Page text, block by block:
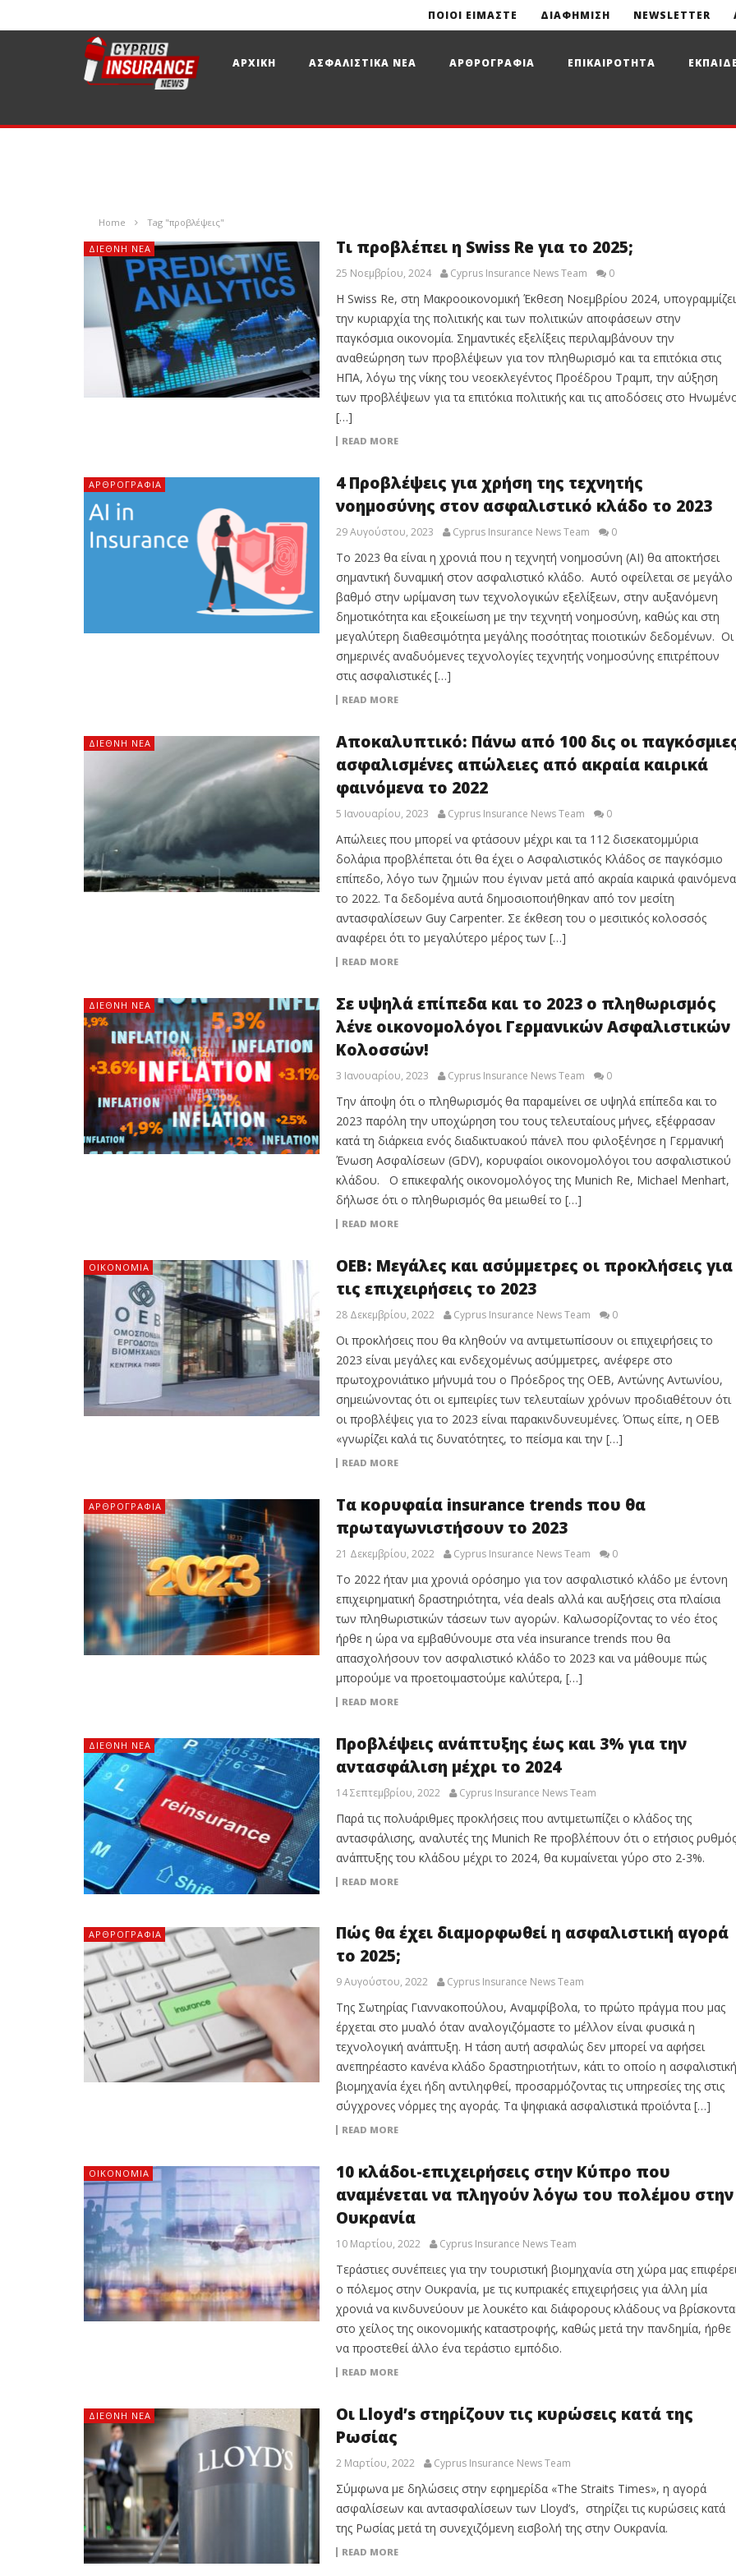
ΠΟΙΟΙ ΕΙΜΑΣΤΕ ΔΙΑΦΗΜΙΣΗ NEWSLETTER
ΑΡΧΙΚΗ ΑΣΦΑΛΙΣΤΙΚΑ ΝΕΑ ΑΡΘΡΟΓΡΑΦΙΑ ΕΠΙΚΑΙΡΟΤΗΤΑ
Home Tag "προβλέψεις"
ΔΙΕΘΝΉ ΝΈΑ Τι προβλέπει η Swiss Re για το 2025;
25 Νοεμβρίου, 2024 Cyprus Insurance News Team 0
Η Swiss Re, στη Μακροοικονομική Έκθεση Νοεμβρίου 2024, υπογραμμίζει
την κυριαρχία της πολιτικής και των πολιτικών αποφάσεων στην
παγκόσμια οικονομία. Σημαντικές εξελίξεις περιλαμβάνουν την
αναθεώρηση των προβλέψεων για τον πληθωρισμό και τα επιτόκια στις
ΗΠΑ, λόγω της νίκης του νεοεκλεγέντος Προέδρου Τραμπ, την αύξηση
των προβλέψεων για τα επιτόκια πολιτικής και τις αποδόσεις στο
[…]
READ MORE
ΑΡΘΡΟΓΡΑΦΊΑ
4 Προβλέψεις για χρήση της τεχνητής
νοημοσύνης στον ασφαλιστικό κλάδο το 2023
29 Αυγούστου, 2023 Cyprus Insurance News Team 0
Το 2023 θα είναι η χρονιά που η τεχνητή νοημοσύνη (AI) θα αποκτήσει
σημαντική δυναμική στον ασφαλιστικό κλάδο. Αυτό οφείλεται σε μεγάλο
βαθμό στην ωρίμανση των τεχνολογικών εξελίξεων, στην αυξανόμενη
δημοτικότητα και εξοικείωση με την τεχνητή νοημοσύνη, καθώς και στη
μεγαλύτερη διαθεσιμότητα μεγάλης ποσότητας ποιοτικών δεδομένων. Οι
σημερινές αναδυόμενες τεχνολογίες τεχνητής νοημοσύνης επιτρέπουν
στις ασφαλιστικές […]
READ MORE
ΔΙΕΘΝΉ ΝΈΑ
Αποκαλυπτικό: Πάνω από 100 δις οι
ασφαλισμένες απώλειες από ακραία καιρικά
φαινόμενα το 2022
5 Ιανουαρίου, 2023 Cyprus Insurance News Team 0
Απώλειες που μπορεί να φτάσουν μέχρι και τα 112 δισεκατομμύρια
δολάρια προβλέπεται ότι θα έχει ο Ασφαλιστικός Κλάδος σε παγκόσμιο
επίπεδο, λόγο των ζημιών που έγιναν μετά από ακραία καιρικά φαινόμενα
το 2022. Τα δεδομένα αυτά δημοσιοποιήθηκαν από τον μεσίτη
αντασφαλίσεων Guy Carpenter. Σε έκθεση του ο μεσιτικός κολοσσός
αναφέρει ότι το μεγαλύτερο μέρος των […]
READ MORE
ΔΙΕΘΝΉ ΝΈΑ
Σε υψηλά επίπεδα και το 2023 ο πληθωρισμός
λένε οικονομολόγοι Γερμανικών Ασφαλιστικών
Κολοσσών!
3 Ιανουαρίου, 2023 Cyprus Insurance News Team 0
Την άποψη ότι ο πληθωρισμός θα παραμείνει σε υψηλά επίπεδα και το
2023 παρόλη την υποχώρηση του τους τελευταίους μήνες, εξέφρασαν
κατά τη διάρκεια ενός διαδικτυακού πάνελ που φιλοξένησε η Γερμανική
Ένωση Ασφαλίσεων (GDV), κορυφαίοι οικονομολόγοι του ασφαλιστικού
κλάδου. Ο επικεφαλής οικονομολόγος της Munich Re, Michael Menhart,
δήλωσε ότι ο πληθωρισμός θα μειωθεί το […]
READ MORE
ΟΙΚΟΝΟΜΙΑ
ΟΕΒ: Μεγάλες και ασύμμετρες οι προκλήσεις για
τις επιχειρήσεις το 2023
28 Δεκεμβρίου, 2022 Cyprus Insurance News Team 0
Οι προκλήσεις που θα κληθούν να αντιμετωπίσουν οι επιχειρήσεις το
2023 είναι μεγάλες και ενδεχομένως ασύμμετρες, ανέφερε στο
πρωτοχρονιάτικο μήνυμά του ο Πρόεδρος της ΟΕΒ, Αντώνης Αντωνίου,
σημειώνοντας ότι οι εμπειρίες των τελευταίων χρόνων προδιαθέτουν ότι
οι προβλέψεις για το 2023 είναι παρακινδυνευμένες. Όπως είπε, η ΟΕΒ
«γνωρίζει καλά τις δυνατότητες, το πείσμα και την […]
READ MORE
ΑΡΘΡΟΓΡΑΦΊΑ
Tα κορυφαία insurance trends που θα
πρωταγωνιστήσουν το 2023
21 Δεκεμβρίου, 2022 Cyprus Insurance News Team 0
Tο 2022 ήταν μια χρονιά ορόσημο για τον ασφαλιστικό κλάδο με έντονη
επιχειρηματική δραστηριότητα, νέα deals αλλά και αυξήσεις στα πλαίσια
των πληθωριστικών τάσεων των αγορών. Καλωσορίζοντας το νέο έτος
ήρθε η ώρα να εμβαθύνουμε στα νέα insurance trends που θα
απασχολήσουν τον ασφαλιστικό κλάδο το 2023 και να μάθουμε πώς
μπορούμε να προετοιμαστούμε καλύτερα, […]
READ MORE
ΔΙΕΘΝΉ ΝΈΑ
Προβλέψεις ανάπτυξης έως και 3% για την
αντασφάλιση μέχρι το 2024
14 Σεπτεμβρίου, 2022 Cyprus Insurance News Team
Παρά τις πολυάριθμες προκλήσεις που αντιμετωπίζει ο κλάδος της
αντασφάλισης, αναλυτές της Munich Re προβλέπουν ότι ο ετήσιος ρυθμός
ανάπτυξης του κλάδου μέχρι το 2024, θα κυμαίνεται γύρο στο 2-3%.
READ MORE
ΑΡΘΡΟΓΡΑΦΊΑ
Πώς θα έχει διαμορφωθεί η ασφαλιστική αγορά
το 2025;
9 Αυγούστου, 2022 Cyprus Insurance News Team
Της Σωτηρίας Γιαννακοπούλου, Αναμφίβολα, το πρώτο πράγμα που μας
έρχεται στο μυαλό όταν αναλογιζόμαστε το μέλλον είναι φυσικά η
τεχνολογική ανάπτυξη. Η τάση αυτή ασφαλώς δεν μπορεί να αφήσει
ανεπηρέαστο κανένα κλάδο δραστηριοτήτων, κάτι το οποίο η ασφαλιστική
βιομηχανία έχει ήδη αντιληφθεί, προσαρμόζοντας τις υπηρεσίες της στις
σύγχρονες νόρμες της αγοράς. Τα ψηφιακά ασφαλιστικά προϊόντα […]
READ MORE
ΟΙΚΟΝΟΜΙΑ
10 κλάδοι-επιχειρήσεις στην Κύπρο που
αναμένεται να πληγούν λόγω του πολέμου στην
Ουκρανία
10 Μαρτίου, 2022 Cyprus Insurance News Team
Τεράστιες συνέπειες για την τουριστική βιομηχανία στη χώρα μας
ο πόλεμος στην Ουκρανία, με τις κυπριακές επιχειρήσεις για άλλη μία
χρονιά να κινδυνεύουν με λουκέτο και διάφορους κλάδους να
στο χείλος της οικονομικής καταστροφής, καθώς μετά την πανδημία, ήρθε
να προστεθεί άλλο ένα τεράστιο εμπόδιο.
READ MORE
ΔΙΕΘΝΉ ΝΈΑ
Οι Lloyd’s στηρίζουν τις κυρώσεις κατά της
Ρωσίας
2 Μαρτίου, 2022 Cyprus Insurance News Team
Σύμφωνα με δηλώσεις στην εφημερίδα «The Straits Times», η αγορά
ασφαλίσεων και αντασφαλίσεων των Lloyd’s, στηρίζει τις κυρώσεις κατά
της Ρωσίας μετά τη συνεχιζόμενη εισβολή της στην Ουκρανία.
READ MORE